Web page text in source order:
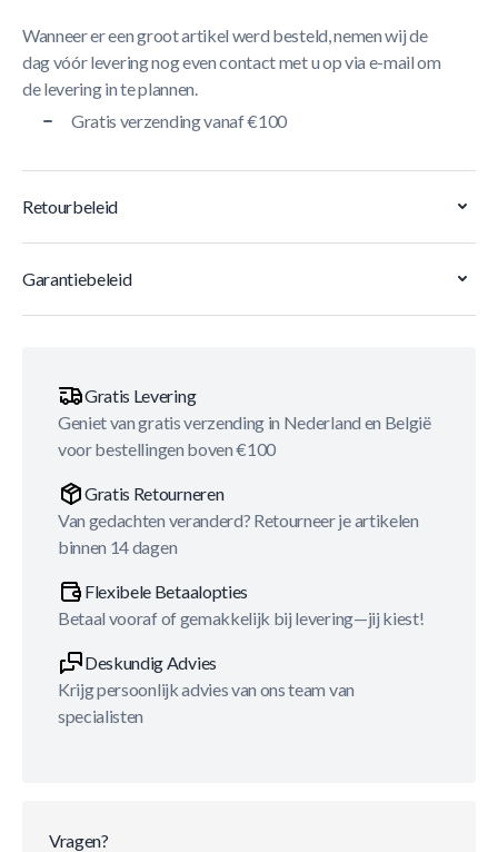
Wanneer er een groot artikel werd besteld, nemen wij de
dag vóór levering nog even contact met u op via e-mail om
de levering in te plannen.
Gratis verzending vanaf €100
Retourbeleid
Garantiebeleid
Gratis Levering
Geniet van gratis verzending in Nederland en België
voor bestellingen boven €100
Gratis Retourneren
Van gedachten veranderd? Retourneer je artikelen
binnen 14 dagen
Flexibele Betaalopties
Betaal vooraf of gemakkelijk bij levering—jij kiest!
Deskundig Advies
Krijg persoonlijk advies van ons team van
specialisten
Vragen?